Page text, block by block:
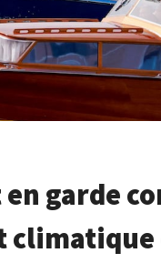
en garde
climatique